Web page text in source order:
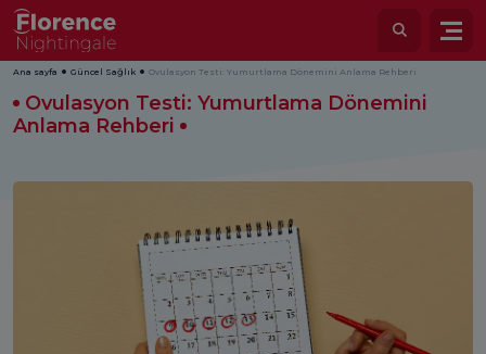
Ana sayfa Güncel Sağlık Ovulasyon Testi: Yumurtlama Dönemini Anlama Rehberi
Ovulasyon Testi: Yumurtlama Dönemini
Anlama Rehberi